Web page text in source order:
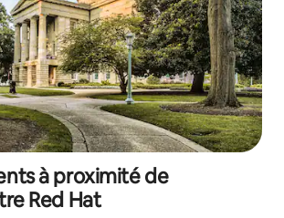
à proximité de
Red Hat